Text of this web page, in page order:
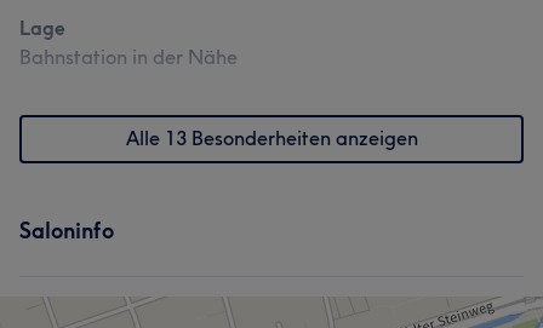
Professionell 20 Erfahren Sympathisch
Lage
Bahnstation in der Nähe
Alle 13 Besonderheiten anzeigen
Saloninfo